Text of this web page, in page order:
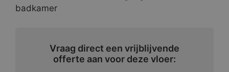
badkamer
Vraag direct een vrijblijvende
offerte aan voor deze vloer: